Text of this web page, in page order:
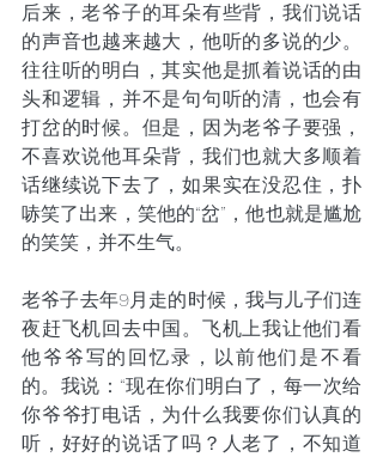
后来，老爷子的耳朵有些背，我们说话
的声音也越来越大，他听的多说的少。
往往听的明白，其实他是抓着说话的由
头和逻辑，并不是句句听的清，也会有
打岔的时候。但是，因为老爷子要强，
不喜欢说他耳朵背，我们也就大多顺着
话继续说下去了，如果实在没忍住，扑
哧笑了出来，笑他的“岔”，他也就是尴尬
的笑笑，并不生气。
老爷子去年9月走的时候，我与儿子们连
夜赶飞机回去中国。飞机上我让他们看
他爷爷写的回忆录，以前他们是不看
的。我说：“现在你们明白了，每一次给
你爷爷打电话，为什么我要你们认真的
听，好好的说话了吗？人老了，不知道